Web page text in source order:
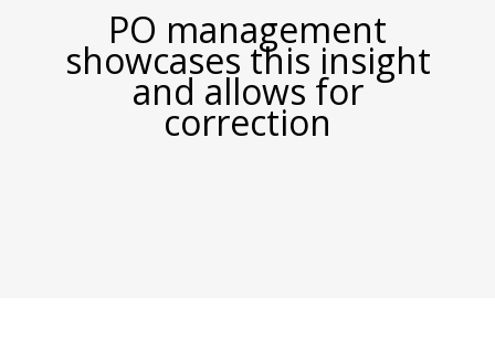
PO management
showcases this insight
and allows for
correction